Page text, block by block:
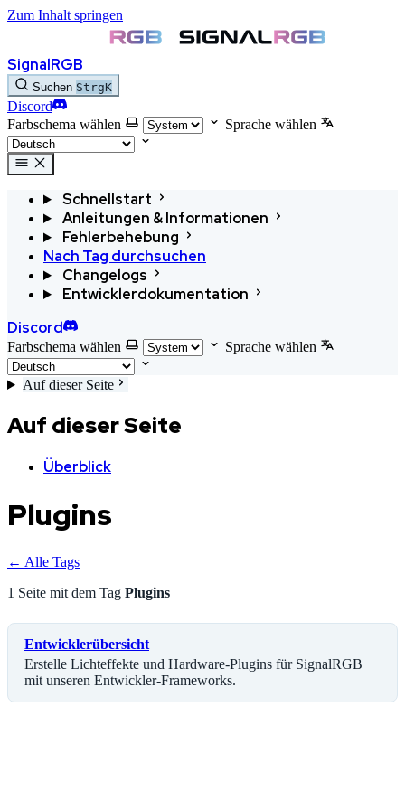
Zum Inhalt springen
SignalRGB
Suchen StrgK
Discord
Farbschema wählen
Sprache wählen
Schnellstart
Anleitungen & Informationen
Fehlerbehebung
Nach Tag durchsuchen
Changelogs
Entwicklerdokumentation
Discord
Farbschema wählen Sprache wählen
Auf dieser Seite
Auf dieser Seite
Überblick
Plugins
← Alle Tags
1 Seite mit dem Tag Plugins
Entwicklerübersicht
Erstelle Lichteffekte und Hardware-Plugins für SignalRGB
mit unseren Entwickler-Frameworks.